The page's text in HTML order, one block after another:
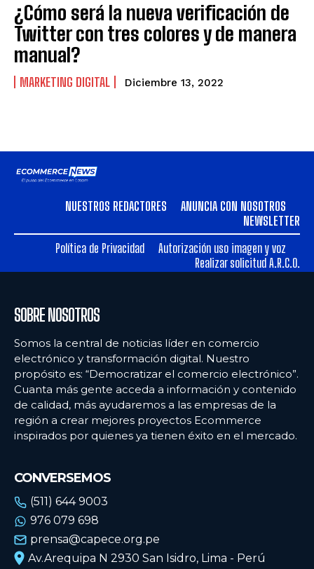
¿Cómo será la nueva verificación de
Twitter con tres colores y de manera
manual?
MARKETING DIGITAL Diciembre 13, 2022
NUESTROS REDACTORES
ANUNCIA CON NOSOTROS
NEWSLETTER
Política de Privacidad
Autorización uso imagen y voz
Realizar solicitud A.R.C.O.
SOBRE NOSOTROS
Somos la central de noticias líder en comercio
electrónico y transformación digital. Nuestro
propósito es: “Democratizar el comercio electrónico”.
Cuanta más gente acceda a información y contenido
de calidad, más ayudaremos a las empresas de la
región a crear mejores proyectos Ecommerce
inspirados por quienes ya tienen éxito en el mercado.
CONVERSEMOS
(511) 644 9003
976 079 698
prensa@capece.org.pe
Av.Arequipa N 2930 San Isidro, Lima - Perú